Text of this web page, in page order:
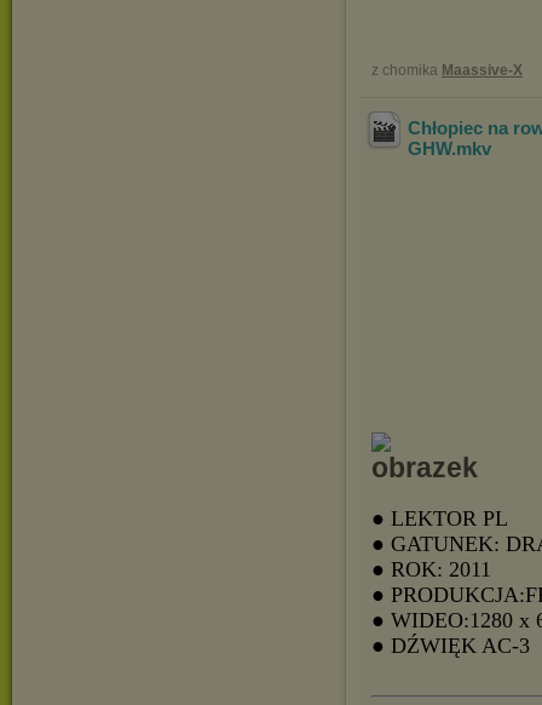
z chomika Maassive-X
Chłopiec na
GHW.mkv
● LEKTOR PL
● GATUNEK:
● ROK: 2011
●
● WIDEO:1280 x
● DŹWIĘK AC-3